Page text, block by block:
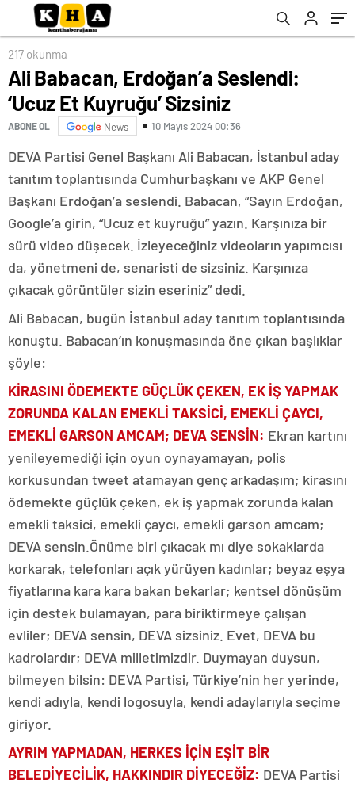
217 okunma
Ali Babacan, Erdoğan’a Seslendi:
‘Ucuz Et Kuyruğu’ Sizsiniz
ABONE OL News 10 Mayıs 2024 00:36
DEVA Partisi Genel Başkanı Ali Babacan, İstanbul aday
tanıtım toplantısında Cumhurbaşkanı ve AKP Genel
Başkanı Erdoğan’a seslendi. Babacan, “Sayın Erdoğan,
Google’a girin, “Ucuz et kuyruğu” yazın. Karşınıza bir
sürü video düşecek. İzleyeceğiniz videoların yapımcısı
da, yönetmeni de, senaristi de sizsiniz. Karşınıza
çıkacak görüntüler sizin eseriniz” dedi.
Ali Babacan, bugün İstanbul aday tanıtım toplantısında
konuştu. Babacan’ın konuşmasında öne çıkan başlıklar
şöyle:
KİRASINI ÖDEMEKTE GÜÇLÜK ÇEKEN, EK İŞ YAPMAK
ZORUNDA KALAN EMEKLİ TAKSİCİ, EMEKLİ ÇAYCI,
EMEKLİ GARSON AMCAM; DEVA SENSİN: Ekran kartını
yenileyemediği için oyun oynayamayan, polis
korkusundan tweet atamayan genç arkadaşım; kirasını
ödemekte güçlük çeken, ek iş yapmak zorunda kalan
emekli taksici, emekli çaycı, emekli garson amcam;
DEVA sensin.Önüme biri çıkacak mı diye sokaklarda
korkarak, telefonları açık yürüyen kadınlar; beyaz eşya
fiyatlarına kara kara bakan bekarlar; kentsel dönüşüm
için destek bulamayan, para biriktirmeye çalışan
evliler; DEVA sensin, DEVA sizsiniz. Evet, DEVA bu
kadrolardır; DEVA milletimizdir. Duymayan duysun,
bilmeyen bilsin: DEVA Partisi, Türkiye’nin her yerinde,
kendi adıyla, kendi logosuyla, kendi adaylarıyla seçime
giriyor.
AYRIM YAPMADAN, HERKES İÇİN EŞİT BİR
BELEDİYECİLİK, HAKKINDIR DİYECEĞİZ: DEVA Partisi
verilmiş sadakamız varmış diyoruz”